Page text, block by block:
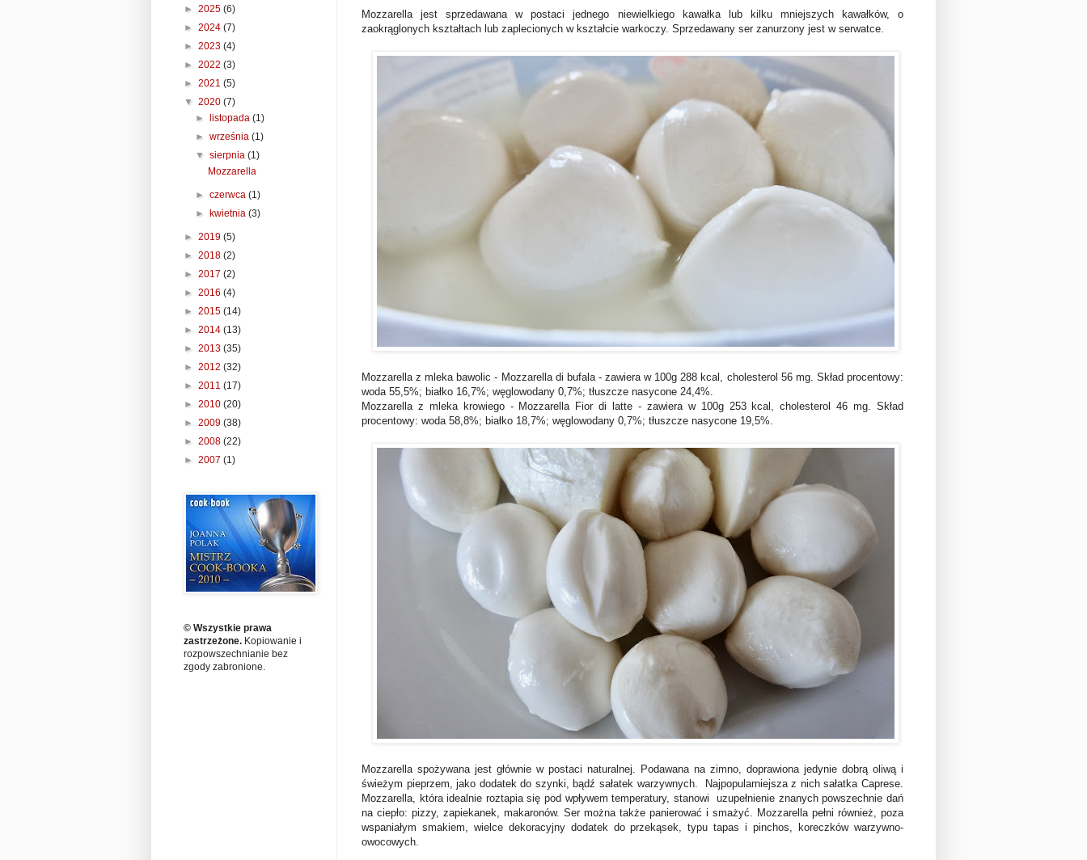
Mozzarella jest sprzedawana w postaci jednego niewielkiego kawałka lub kilku mniejszych kawałków, o
zaokrąglonych kształtach lub zaplecionych w kształcie warkoczy. Sprzedawany ser zanurzony jest w serwatce.
Mozzarella z mleka bawolic - Mozzarella di bufala - zawiera w 100g 288 kcal, cholesterol 56 mg. Skład procentowy:
woda 55,5%; białko 16,7%; węglowodany 0,7%; tłuszcze nasycone 24,4%.
Mozzarella z mleka krowiego - Mozzarella Fior di latte - zawiera w 100g 253 kcal, cholesterol 46 mg. Skład
procentowy: woda 58,8%; białko 18,7%; węglowodany 0,7%; tłuszcze nasycone 19,5%.
Mozzarella spożywana jest głównie w postaci naturalnej. Podawana na zimno, doprawiona jedynie dobrą oliwą i
świeżym pieprzem, jako dodatek do szynki, bądź sałatek warzywnych. Najpopularniejsza z nich sałatka Caprese.
Mozzarella, która idealnie roztapia się pod wpływem temperatury, stanowi uzupełnienie znanych powszechnie dań
na ciepło: pizzy, zapiekanek, makaronów. Ser można także panierować i smażyć. Mozzarella pełni również, poza
wspaniałym smakiem, wielce dekoracyjny dodatek do przekąsek, typu tapas i pinchos, koreczków warzywno-
owocowych.
► 2025 (6)
► 2024 (7)
► 2023 (4)
► 2022 (3)
► 2021 (5)
▼ 2020 (7)
►
listopada(1)
►września(1)
▼sierpnia(1)
Mozzarella
►czerwca(1)
► kwietnia(3)
► 2019 (5)
► 2018 (2)
► 2017 (2)
► 2016 (4)
► 2015 (14)
► 2014 (13)
► 2013 (35)
► 2012 (32)
► 2011 (17)
► 2010 (20)
► 2009 (38)
► 2008 (22)
► 2007 (1)
© Wszystkie prawa
zastrzeżone. Kopiowanie i
rozpowszechnianie bez
zgody zabronione.